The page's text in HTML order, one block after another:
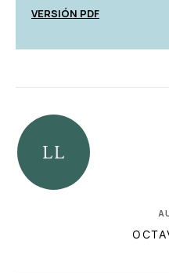
VERSIÓN PDF